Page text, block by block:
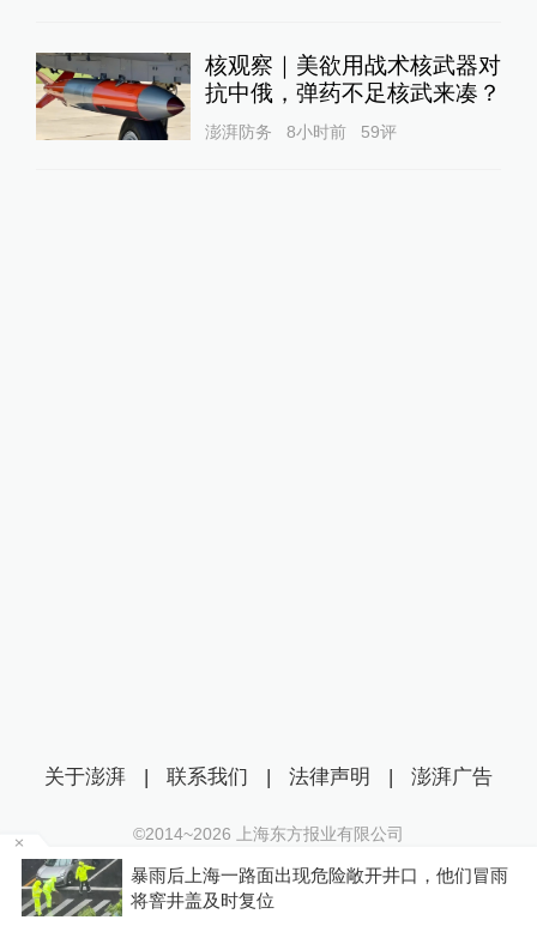
核观察｜美欲用战术核武器对
抗中俄，弹药不足核武来凑？
澎湃防务 8小时前 59评
暴雨后上海一路面出现危险敞开井口，他们冒雨
将窨井盖及时复位
关于澎湃 | 联系我们 | 法律声明 | 澎湃广告
©2014~2026 上海东方报业有限公司
沪ICP证：沪B2-20170116 | 沪ICP备14003370号
互联网新闻信息服务许可证：31120170006